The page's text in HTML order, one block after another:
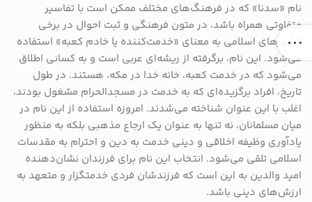
نام «سدنا» که در فرهنگ‌های مختلف ممکن است با تفاسیر
متفاوتی همراه باشد، در متون فرهنگی و ثبت احوال در برخی
کشورهای اسلامی به معنای «خدمت‌کننده یا خادم کعبه» استفاده
می‌شود. این نام، برگرفته از ریشه‌ای عربی است و به کسانی اطلاق
می‌شود که در خدمت کعبه، خانه خدا در مکه، هستند. در طول
تاریخ، افراد برگزیده‌ای که به خدمت در مسجدالحرام مشغول بودند،
اغلب با این عنوان شناخته می‌شدند. امروزه استفاده از این نام در
میان مسلمانان، نه تنها به عنوان یک ارجاع مذهبی بلکه به منظور
یادآوری وظیفه اخلاقی و دینی خدمت به دین و احترام به مقدسات
اسلامی تلقی می‌شود. انتخاب این نام برای فرزندان نشان‌دهنده
امید والدین به این است که فرزندشان فردی خدمتگزار و متعهد به
ارزش‌های دینی باشد.